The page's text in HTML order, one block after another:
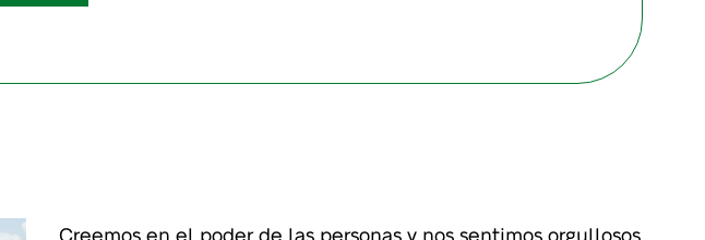
Creemos en el poder de las personas y nos sentimos orgullosos